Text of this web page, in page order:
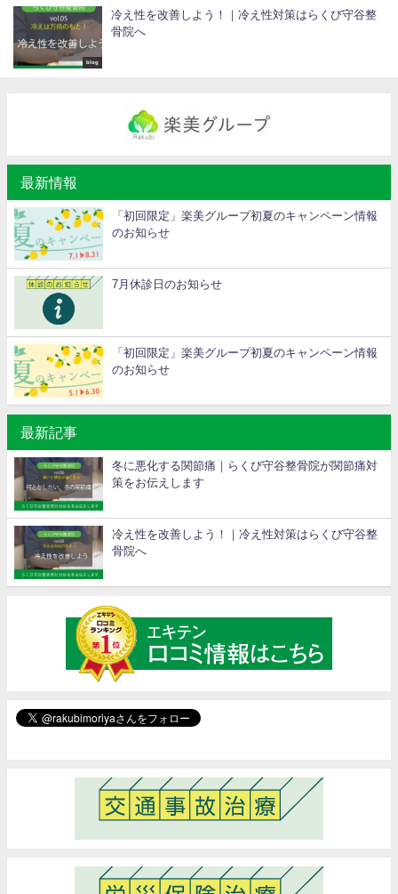
blog
冷え性を改善しよう！｜冷え性対策はらくび守谷整
骨院へ
最新情報
「初回限定」楽美グループ初夏のキャンペーン情報
のお知らせ
7月休診日のお知らせ
「初回限定」楽美グループ初夏のキャンペーン情報
のお知らせ
最新記事
冬に悪化する関節痛｜らくび守谷整骨院が関節痛対
策をお伝えします
冷え性を改善しよう！｜冷え性対策はらくび守谷整
骨院へ